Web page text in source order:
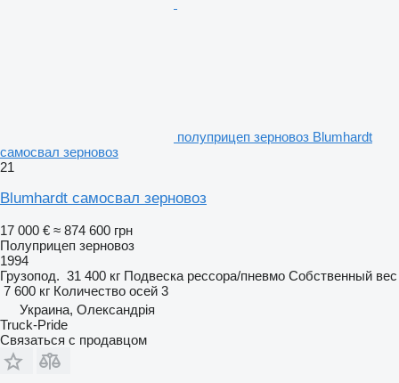
полуприцеп зерновоз Blumhardt
самосвал зерновоз
21
Blumhardt самосвал зерновоз
17 000 € ≈ 874 600 грн
Полуприцеп зерновоз
1994
Грузопод. 31 400 кг Подвеска рессора/пневмо Собственный вес
7 600 кг Количество осей 3
Украина, Олександрія
Truck-Pride
Связаться с продавцом